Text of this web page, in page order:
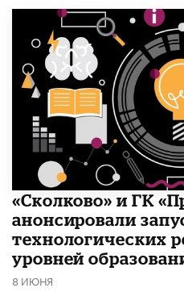
«Сколково» и ГК
анонсировали
технологических
уровней
8 ИЮНЯ